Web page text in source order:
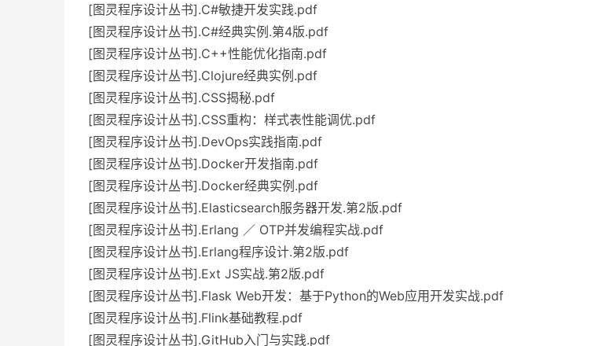
[图灵程序设计丛书].C#敏捷开发实践.pdf
[图灵程序设计丛书].C#经典实例.第4版.pdf
[图灵程序设计丛书].C++性能优化指南.pdf
[图灵程序设计丛书].Clojure经典实例.pdf
[图灵程序设计丛书].CSS揭秘.pdf
[图灵程序设计丛书].CSS重构：样式表性能调优.pdf
[图灵程序设计丛书].DevOps实践指南.pdf
[图灵程序设计丛书].Docker开发指南.pdf
[图灵程序设计丛书].Docker经典实例.pdf
[图灵程序设计丛书].Elasticsearch服务器开发.第2版.pdf
[图灵程序设计丛书].Erlang ／ OTP并发编程实战.pdf
[图灵程序设计丛书].Erlang程序设计.第2版.pdf
[图灵程序设计丛书].Ext JS实战.第2版.pdf
[图灵程序设计丛书].Flask Web开发：基于Python的Web应用开发实战.pdf
[图灵程序设计丛书].Flink基础教程.pdf
[图灵程序设计丛书].GitHub入门与实践.pdf